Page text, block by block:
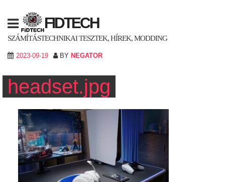
content
FIDTECH
SZÁMÍTÁSTECHNIKAI TESZTEK, HÍREK, MODDING
2023-09-19 BY NEGATOR
headset.jpg